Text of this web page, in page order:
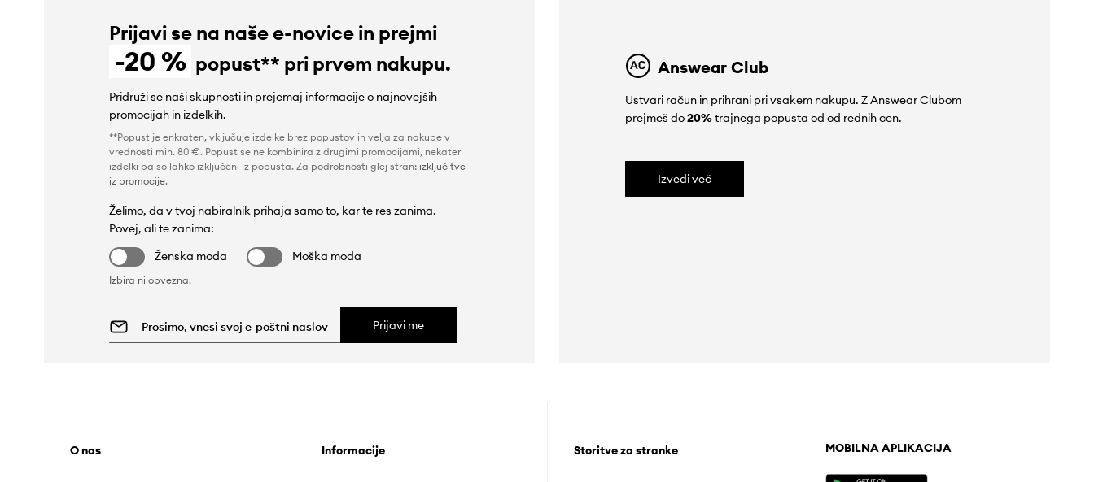
Prijavi se na naše e-novice in prejmi
-20 % popust** pri prvem nakupu.
Pridruži se naši skupnosti in prejemaj informacije o najnovejših
promocijah in izdelkih.
**Popust je enkraten, vključuje izdelke brez popustov in velja za nakupe v
vrednosti min. 80 €. Popust se ne kombinira z drugimi promocijami, nekateri
izdelki pa so lahko izključeni iz popusta. Za podrobnosti glej stran: izključitve
iz promocije.
Želimo, da v tvoj nabiralnik prihaja samo to, kar te res zanima.
Povej, ali te zanima:
Ženska moda
Moška moda
Izbira ni obvezna.
Prijavi me
Answear Club
Ustvari račun in prihrani pri vsakem nakupu. Z Answear Clubom
prejmeš do20%trajnega popusta od od rednih cen.
Izvedi več
O nas Informacije Storitve za stranke MOBILNA APLIKACIJA